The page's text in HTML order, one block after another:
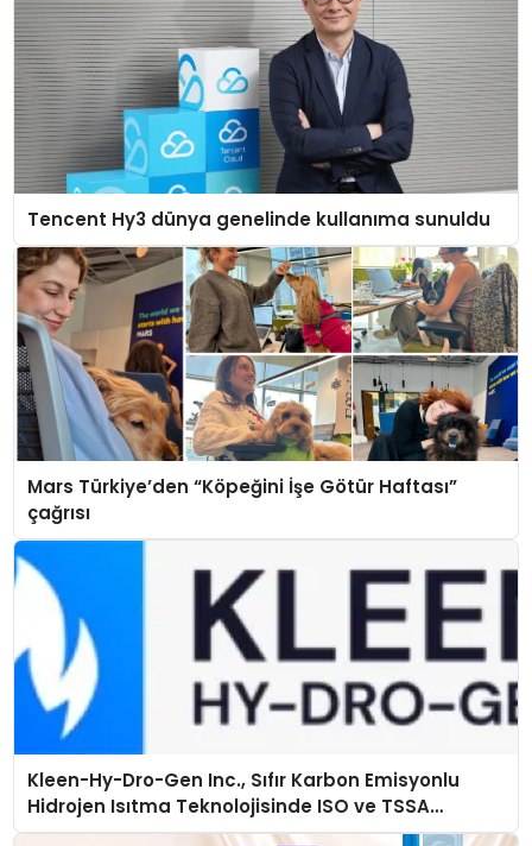
Tencent Hy3 dünya genelinde kullanıma sunuldu
Mars Türkiye’den “Köpeğini İşe Götür Haftası”
çağrısı
Kleen-Hy-Dro-Gen Inc., Sıfır Karbon Emisyonlu
Hidrojen Isıtma Teknolojisinde ISO ve TSSA
Düzenleyici Onaylarını Aldı